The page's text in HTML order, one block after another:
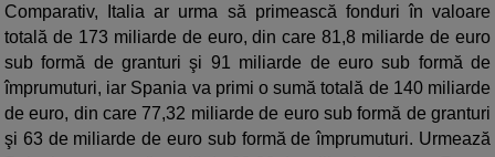
Comparativ, Italia ar urma să primească fonduri în valoare
totală de 173 miliarde de euro, din care 81,8 miliarde de euro
sub formă de granturi şi 91 miliarde de euro sub formă de
împrumuturi, iar Spania va primi o sumă totală de 140 miliarde
de euro, din care 77,32 miliarde de euro sub formă de granturi
şi 63 de miliarde de euro sub formă de împrumuturi. Urmează